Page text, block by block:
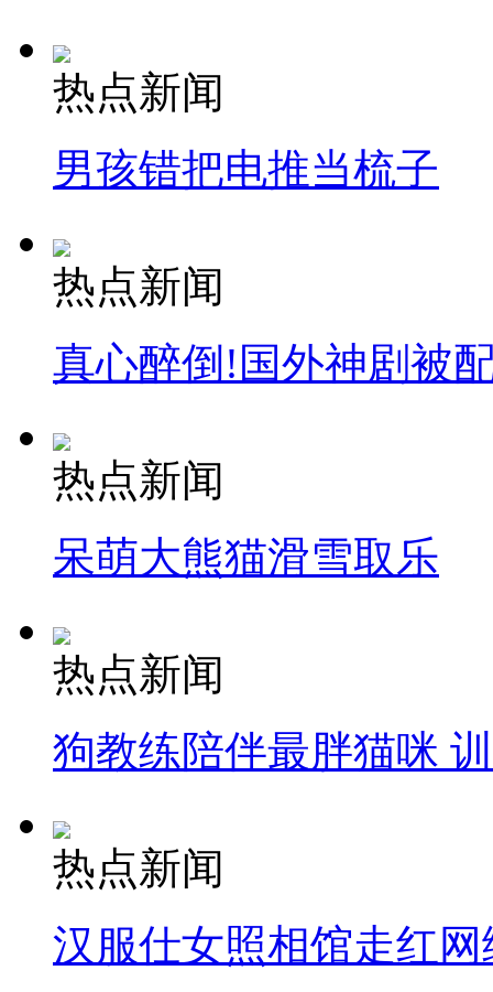
热点新闻
男孩错把电推当梳子
热点新闻
真心醉倒!国外神剧被
热点新闻
呆萌大熊猫滑雪取乐
热点新闻
狗教练陪伴最胖猫咪
热点新闻
汉服仕女照相馆走红网